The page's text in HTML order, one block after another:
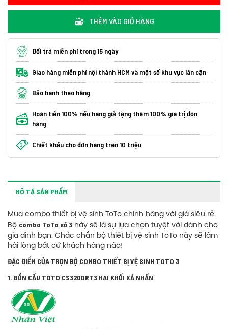
THÊM VÀO GIỎ HÀNG
Đổi trả miễn phí trong 15 ngày
Giao hàng miễn phí nội thành HCM và một số khu vực lân cận
Bảo hành theo hãng
Hoàn tiền 100% nếu hàng giả tặng thêm 100% giá trị đơn
hàng
Chiết khấu cho đơn hàng trên 10 triệu
MÔ TẢ SẢN PHẨM
Mua combo thiết bị vệ sinh ToTo chính hãng với giá siêu rẻ.
Bộ combo ToTo số 3 này sẽ là sự lựa chọn tuyệt vời dành cho
gia đình bạn. Chắc chắn bộ thiết bị vệ sinh ToTo này sẽ làm
hài lòng bất cứ khách hàng nào!
ĐẶC ĐIỂM CỦA TRỌN BỘ COMBO THIẾT BỊ VỆ SINH TOTO 3
1. BỒN CẦU TOTO CS320DRT3 HAI KHỐI XẢ NHẤN